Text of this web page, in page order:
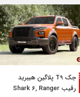
رقیب Shark 6, Ranger
PHEV رونمایی شد